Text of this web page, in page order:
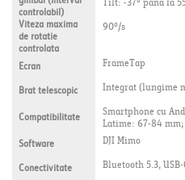
controlabil) Tilt: -37° pana la
Viteza maxima
de rotatie
controlata
90°/s
Ecran FrameTap
Brat telescopic Integrat (lungime
Compatibilitate Smartphone cu
Latime: 67-84
Software DJI Mimo
Conectivitate Bluetooth 5.3, USB-